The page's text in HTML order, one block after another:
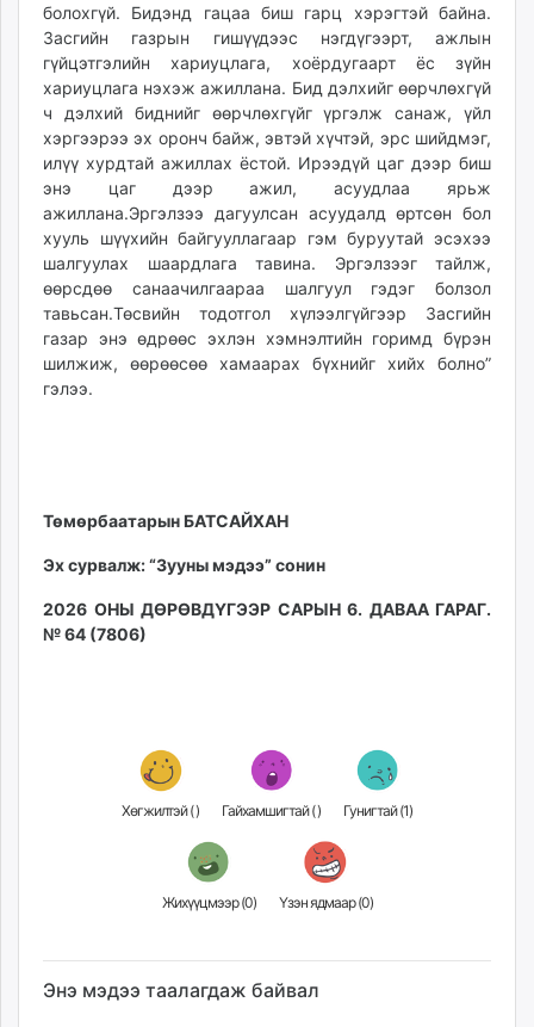
болохгүй. Бидэнд гацаа биш гарц хэрэгтэй байна.
Засгийн газрын гишүүдээс нэгдүгээрт, ажлын
гүйцэтгэлийн хариуцлага, хоёрдугаарт ёс зүйн
хариуцлага нэхэж ажиллана. Бид дэлхийг өөрчлөхгүй
ч дэлхий биднийг өөрчлөхгүйг үргэлж санаж, үйл
хэргээрээ эх оронч байж, эвтэй хүчтэй, эрс шийдмэг,
илүү хурдтай ажиллах ёстой. Ирээдүй цаг дээр биш
энэ цаг дээр ажил, асуудлаа ярьж
ажиллана.Эргэлзээ дагуулсан асуудалд өртсөн бол
хууль шүүхийн байгууллагаар гэм буруутай эсэхээ
шалгуулах шаардлага тавина. Эргэлзээг тайлж,
өөрсдөө санаачилгаараа шалгуул гэдэг болзол
тавьсан.Төсвийн тодотгол хүлээлгүйгээр Засгийн
газар энэ өдрөөс эхлэн хэмнэлтийн горимд бүрэн
шилжиж, өөрөөсөө хамаарах бүхнийг хийх болно”
гэлээ.
Төмөрбаатарын БАТСАЙХАН
Эх сурвалж: “Зууны мэдээ” сонин
2026 ОНЫ ДӨРӨВДҮГЭЭР САРЫН 6. ДАВАА ГАРАГ.
№ 64 (7806)
Хөгжилтэй () Гайхамшигтай () Гунигтай (1)
Жихүүцмээр (0) Үзэн ядмаар (0)
Энэ мэдээ таалагдаж байвал